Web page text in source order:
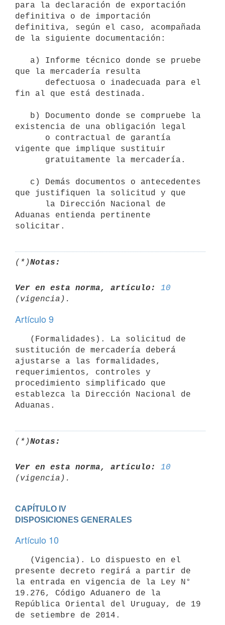
para la declaración de exportación
definitiva o de importación
definitiva, según el caso, acompañada
de la siguiente documentación:
que la mercadería resulta
fin al que está destinada.
existencia de una obligación legal
vigente que implique sustituir
que justifiquen la solicitud y que
Aduanas entienda pertinente
(*)Notas:
Ver en esta norma, artículo:
10
Artículo 9
sustitución de mercadería deberá
ajustarse a las formalidades,
requerimientos, controles y
procedimiento simplificado que
establezca la Dirección Nacional de
Aduanas.
(*)Notas:
Ver en esta norma, artículo:
10
CAPÍTULO IV
DISPOSICIONES GENERALES
Artículo 10
presente decreto regirá a partir de
la entrada en vigencia de la Ley N°
19.276, Código Aduanero de la
República Oriental del Uruguay, de 19